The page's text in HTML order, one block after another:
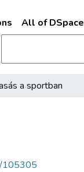
All of DSpace
a sportban
105305